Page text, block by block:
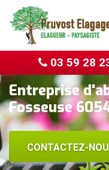
03 59 28
Entreprise
Fosseuse
CONTACTEZ-